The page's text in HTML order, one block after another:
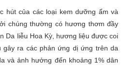
hút của cácloại kem dưỡng ẩm và
chúng thường có hương thơm đầy
Da liễu Hoa Kỳ, hương liệu được coi
gây ra các phản ứng dị ứng trên da
và ảnh hưởng đến khoảng 1% dân